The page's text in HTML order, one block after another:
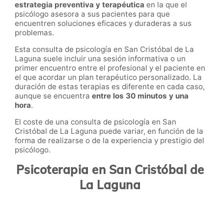
estrategia preventiva y terapéutica en la que el
psicólogo asesora a sus pacientes para que
encuentren soluciones eficaces y duraderas a sus
problemas.
Esta consulta de psicología en San Cristóbal de La
Laguna suele incluir una sesión informativa o un
primer encuentro entre el profesional y el paciente en
el que acordar un plan terapéutico personalizado. La
duración de estas terapias es diferente en cada caso,
aunque se encuentra entre los 30 minutos y una
hora.
El coste de una consulta de psicología en San
Cristóbal de La Laguna puede variar, en función de la
forma de realizarse o de la experiencia y prestigio del
psicólogo.
Psicoterapia en San Cristóbal de
La Laguna